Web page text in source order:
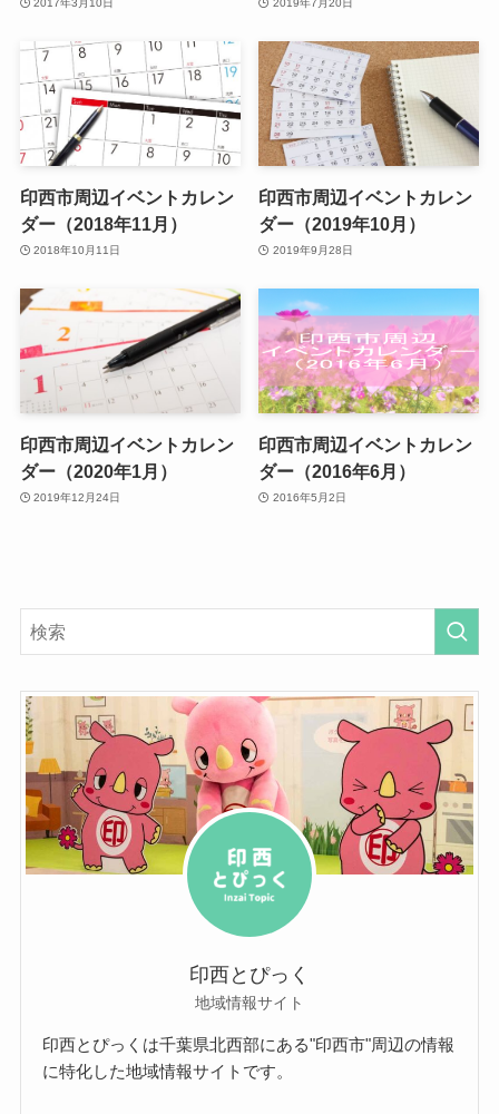
2017年3月10日 2019年7月20日
印西市周辺イベントカレン
ダー（2018年11月）
2018年10月11日
印西市周辺イベントカレン
ダー（2019年10月）
2019年9月28日
印西市周辺イベントカレン
ダー（2020年1月）
2019年12月24日
印西市周辺イベントカレン
ダー（2016年6月）
2016年5月2日
印西とぴっく
地域情報サイト
印西とぴっくは千葉県北西部にある"印西市"周辺の情報
に特化した地域情報サイトです。